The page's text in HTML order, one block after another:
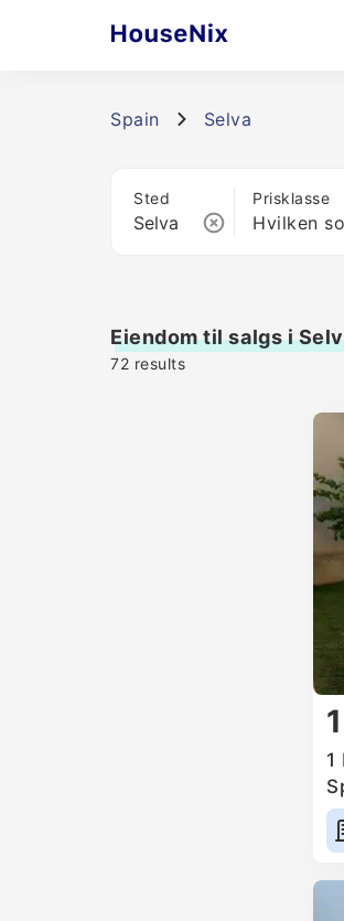
Spain Selva
Sted Prisklasse
Eiendom til salgs i
72 results
1